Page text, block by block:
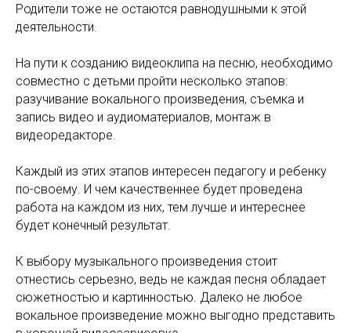
Родители тоже не остаются равнодушными к этой
деятельности.
На пути к созданию видеоклипа на песню, необходимо
совместно с детьми пройти несколько этапов:
разучивание вокального произведения, съемка и
запись видео и аудиоматериалов, монтаж в
видеоредакторе.
Каждый из этих этапов интересен педагогу и ребенку
по-своему. И чем качественнее будет проведена
работа на каждом из них, тем лучше и интереснее
будет конечный результат.
К выбору музыкального произведения стоит
отнестись серьезно, ведь не каждая песня обладает
сюжетностью и картинностью. Далеко не любое
вокальное произведение можно выгодно представить